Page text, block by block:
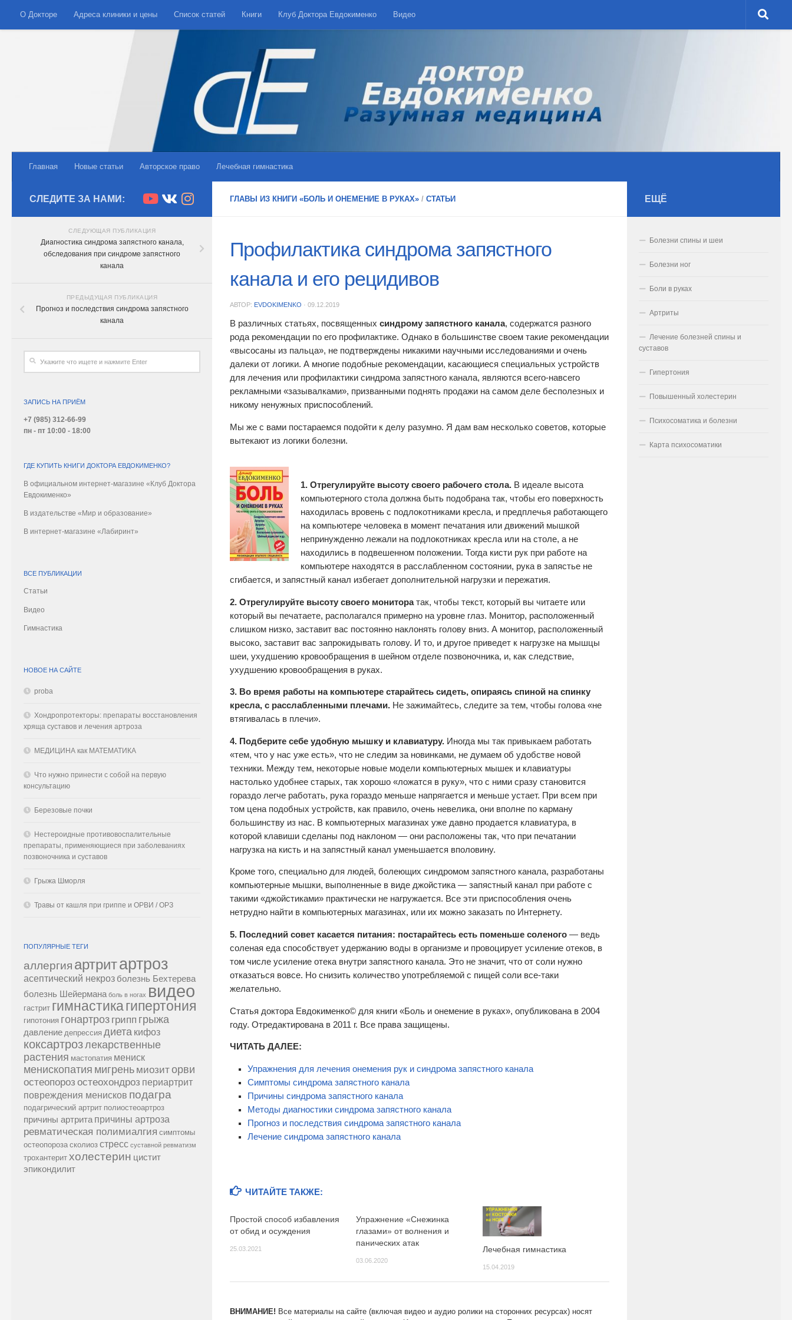
Skip to content
О Докторе Адреса клиники и цены Список статей Книги Клуб Доктора Евдокименко Видео
Главная Новые статьи Авторское право Лечебная гимнастика
ГЛАВЫ ИЗ КНИГИ «БОЛЬ И ОНЕМЕНИЕ В РУКАХ» / СТАТЬИ
Профилактика синдрома запястного
канала и его рецидивов
АВТОР: EVDOKIMENKO · 09.12.2019
В различных статьях, посвященных синдрому запястного канала, содержатся разного
рода рекомендации по его профилактике. Однако в большинстве своем такие рекомендации
«высосаны из пальца», не подтверждены никакими научными исследованиями и очень
далеки от логики. А многие подобные рекомендации, касающиеся специальных устройств
для лечения или профилактики синдрома запястного канала, являются всего-навсего
рекламными «зазывалками», призванными поднять продажи на самом деле бесполезных и
никому ненужных приспособлений.
Мы же с вами постараемся подойти к делу разумно. Я дам вам несколько советов, которые
вытекают из логики болезни.
1. Отрегулируйте высоту своего рабочего стола. В идеале высота
компьютерного стола должна быть подобрана так, чтобы его поверхность
находилась вровень с подлокотниками кресла, и предплечья работающего
на компьютере человека в момент печатания или движений мышкой
непринужденно лежали на подлокотниках кресла или на столе, а не
находились в подвешенном положении. Тогда кисти рук при работе на
компьютере находятся в расслабленном состоянии, рука в запястье не
сгибается, и запястный канал избегает дополнительной нагрузки и пережатия.
2. Отрегулируйте высоту своего мониторатак, чтобы текст, который вы читаете или
который вы печатаете, располагался примерно на уровне глаз. Монитор, расположенный
слишком низко, заставит вас постоянно наклонять голову вниз. А монитор, расположенный
высоко, заставит вас запрокидывать голову. И то, и другое приведет к нагрузке на мышцы
шеи, ухудшению кровообращения в шейном отделе позвоночника, и, как следствие,
ухудшению кровообращения в руках.
3. Во время работы на компьютере старайтесь сидеть, опираясь спиной на спинку
кресла, с расслабленными плечами. Не зажимайтесь, следите за тем, чтобы голова «не
втягивалась в плечи».
4. Подберите себе удобную мышку и клавиатуру. Иногда мы так привыкаем работать
«тем, что у нас уже есть», что не следим за новинками, не думаем об удобстве новой
техники. Между тем, некоторые новые модели компьютерных мышек и клавиатуры
настолько удобнее старых, так хорошо «ложатся в руку», что с ними сразу становится
гораздо легче работать, рука гораздо меньше напрягается и меньше устает. При всем при
том цена подобных устройств, как правило, очень невелика, они вполне по карману
большинству из нас. В компьютерных магазинах уже давно продается клавиатура, в
которой клавиши сделаны под наклоном — они расположены так, что при печатании
нагрузка на кисть и на запястный канал уменьшается вполовину.
Кроме того, специально для людей, болеющих синдромом запястного канала, разработаны
компьютерные мышки, выполненные в виде джойстика — запястный канал при работе с
такими «джойстиками» практически не нагружается. Все эти приспособления очень
нетрудно найти в компьютерных магазинах, или их можно заказать по Интернету.
5. Последний совет касается питания: постарайтесь есть поменьше соленого — ведь
соленая еда способствует удержанию воды в организме и провоцирует усиление отеков, в
том числе усиление отека внутри запястного канала. Это не значит, что от соли нужно
отказаться вовсе. Но снизить количество употребляемой с пищей соли все-таки
желательно.
Статья доктора Евдокименко© для книги «Боль и онемение в руках», опубликована в 2004
году. Отредактирована в 2011 г. Все права защищены.
ЧИТАТЬ ДАЛЕЕ:
Упражнения для лечения онемения рук и синдрома запястного канала
Симптомы синдрома запястного канала
Причины синдрома запястного канала
Методы диагностики синдрома запястного канала
Прогноз и последствия синдрома запястного канала
Лечение синдрома запястного канала
ЧИТАЙТЕ ТАКЖЕ:
Простой способ избавления
от обид и осуждения
25.03.2021
Упражнение «Снежинка
глазами» от волнения и
панических атак
03.06.2020
Лечебная гимнастика
15.04.2019
ВНИМАНИЕ! Все материалы на сайте (включая видео и аудио ролики на сторонних ресурсах) носят
СЛЕДИТЕ ЗА НАМИ:
СЛЕДУЮЩАЯ ПУБЛИКАЦИЯ
Диагностика синдрома запястного канала,
обследования при синдроме запястного
канала
ПРЕДЫДУЩАЯ ПУБЛИКАЦИЯ
Прогноз и последствия синдрома запястного
канала
ЗАПИСЬ НА ПРИЁМ
+7 (985) 312-66-99
пн - пт 10:00 - 18:00
ГДЕ КУПИТЬ КНИГИ ДОКТОРА ЕВДОКИМЕНКО?
В официальном интернет-магазине «Клуб Доктора
Евдокименко»
В издательстве «Мир и образование»
В интернет-магазине «Лабиринт»
ВСЕ ПУБЛИКАЦИИ
Статьи
Видео
Гимнастика
НОВОЕ НА САЙТЕ
proba
Хондропротекторы: препараты восстановления
хряща суставов и лечения артроза
МЕДИЦИНА как МАТЕМАТИКА
Что нужно принести с собой на первую
консультацию
Березовые почки
Нестероидные противовоспалительные
препараты, применяющиеся при заболеваниях
позвоночника и суставов
Грыжа Шморля
Травы от кашля при гриппе и ОРВИ / ОРЗ
ПОПУЛЯРНЫЕ ТЕГИ
аллергия артритартроз
асептический некроз болезнь Бехтерева
болезнь Шейермана боль в ногах видео
гастрит гимнастикагипертония
гипотония гонартроз грипп грыжа
давление депрессия диета кифоз
коксартрозлекарственные
растения мастопатия мениск
менископатия мигрень миозиторви
остеопороз остеохондроз периартрит
повреждения менисков подагра
подагрический артрит полиостеоартроз
причины артрита причины артроза
ревматическая полимиалгия симптомы
остеопороза сколиоз стресс суставной ревматизм
трохантерит холестерин цистит
эпикондилит
ЕЩЁ
Болезни спины и шеи
Болезни ног
Боли в руках
Артриты
Лечение болезней спины и
суставов
Гипертония
Повышенный холестерин
Психосоматика и болезни
Карта психосоматики